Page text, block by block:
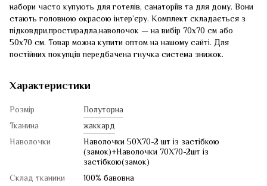
набори часто купують для готелів, санаторіїв та для дому. Вони
стають головною окрасою інтер’єру. Комплект складається з
підковдри,простирадла,наволочок — на вибір 70х70 см або
50х70 см. Товар можна купити оптом на нашому сайті. Для
постійних покупців передбачена гнучка система знижок.
Характеристики
Розмір
Полуторна
Тканина
жаккард
Наволочки
Наволочки 50Х70-2 шт із застібкою
(замок)+Наволочки 70Х70-2шт із
застібкою(замок)
Склад тканини
100% бавовна